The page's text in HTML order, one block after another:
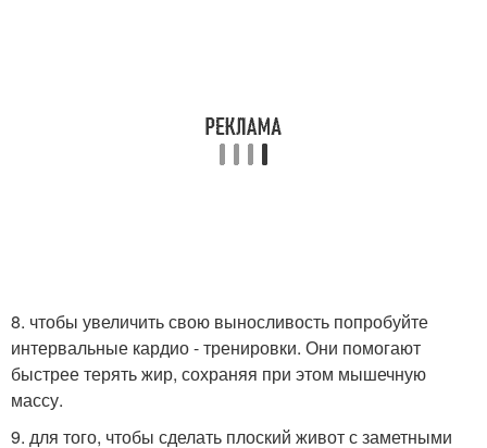
8. чтобы увеличить свою выносливость попробуйте
интервальные кардио - тренировки. Они помогают
быстрее терять жир, сохраняя при этом мышечную
массу.
9. для того, чтобы сделать плоский живот с заметными